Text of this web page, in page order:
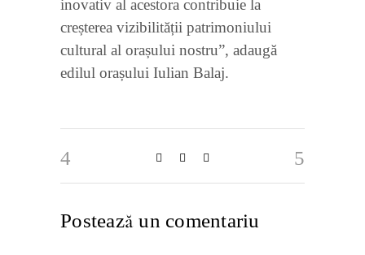
inovativ al acestora contribuie la
creșterea vizibilității patrimoniului
cultural al orașului nostru”, adaugă
edilul orașului Iulian Balaj.
Postează un comentariu